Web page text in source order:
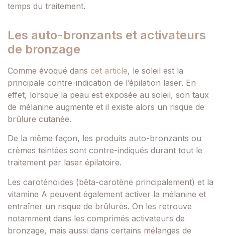
temps du traitement.
Les auto-bronzants et activateurs
de bronzage
Comme évoqué dans cet article, le soleil est la
principale contre-indication de l’épilation laser. En
effet, lorsque la peau est exposée au soleil, son taux
de mélanine augmente et il existe alors un risque de
brûlure cutanée.
De la même façon, les produits auto-bronzants ou
crèmes teintées sont contre-indiqués durant tout le
traitement par laser épilatoire.
Les caroténoïdes (bêta-carotène principalement) et la
vitamine A peuvent également activer la mélanine et
entraîner un risque de brûlures. On les retrouve
notamment dans les comprimés activateurs de
bronzage, mais aussi dans certains mélanges de